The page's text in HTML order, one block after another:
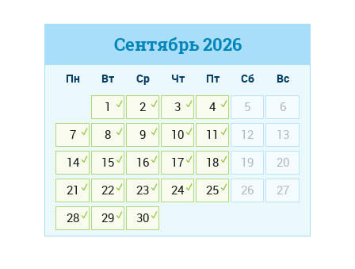
Сентябрь2026
Пн Вт Ср Чт Пт Сб
Вс
1
2 3 4 5
6
7
8 9 10 11 12
13
14
15 16 17 18 19
20
21
22 23 24 25 26
27
28
29 30